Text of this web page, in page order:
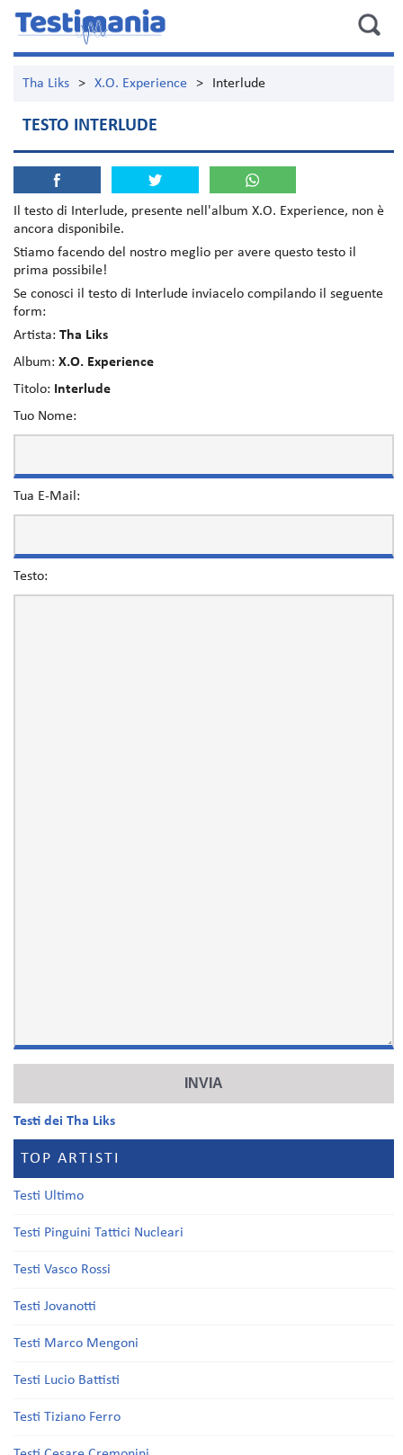
Tha Liks > X.O. Experience > Interlude
TESTO INTERLUDE
Il testo di Interlude, presente nell'album X.O. Experience, non è
ancora disponibile.
Stiamo facendo del nostro meglio per avere questo testo il
prima possibile!
Se conosci il testo di Interlude inviacelo compilando il seguente
form:
Artista: Tha Liks
Album: X.O. Experience
Titolo:
Interlude
Tuo Nome:
Tua E-Mail:
Testo:
Testi dei Tha Liks
TOP ARTISTI
Testi Ultimo
Testi Pinguini Tattici Nucleari
Testi Vasco Rossi
Testi Jovanotti
Testi Marco Mengoni
Testi Lucio Battisti
Testi Tiziano Ferro